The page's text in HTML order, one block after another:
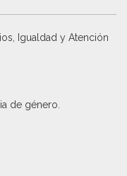
Igualdad y Atención
de género